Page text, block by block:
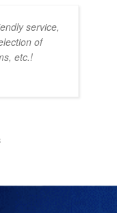
service,
of
etc.!